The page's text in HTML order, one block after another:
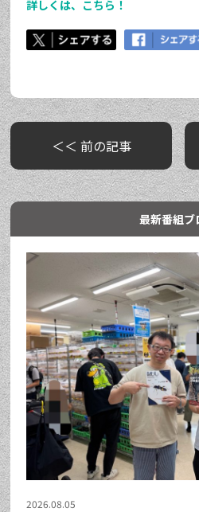
詳しくは、こちら！
＜＜ 前の記事
最新番組ブ
2026.08.05